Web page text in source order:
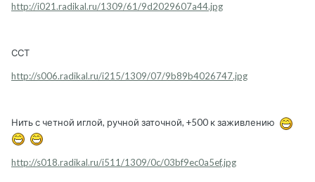
http://i021.radikal.ru/1309/61/9d2029607a44.jpg
ССТ
http://s006.radikal.ru/i215/1309/07/9b89b4026747.jpg
Нить с четной иглой, ручной заточной, +500 к заживлению
http://s018.radikal.ru/i511/1309/0c/03bf9ec0a5ef.jpg